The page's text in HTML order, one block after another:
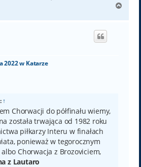
g
2022 w Katarze
↑
Chorwacji do półfinału wiemy,
została trwająca od 1982 roku
piłkarzy Interu w finałach
ponieważ w tegorocznym
Chorwacja z Brozoviciem,
z Lautaro